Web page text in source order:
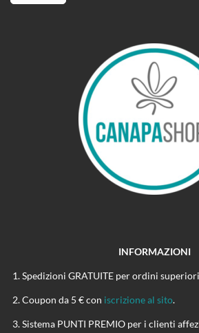
INFORMAZIONI
Spedizioni GRATUITE per ordini
Coupon da 5 € con iscrizione al sito.
Sistema PUNTI PREMIO per i clienti